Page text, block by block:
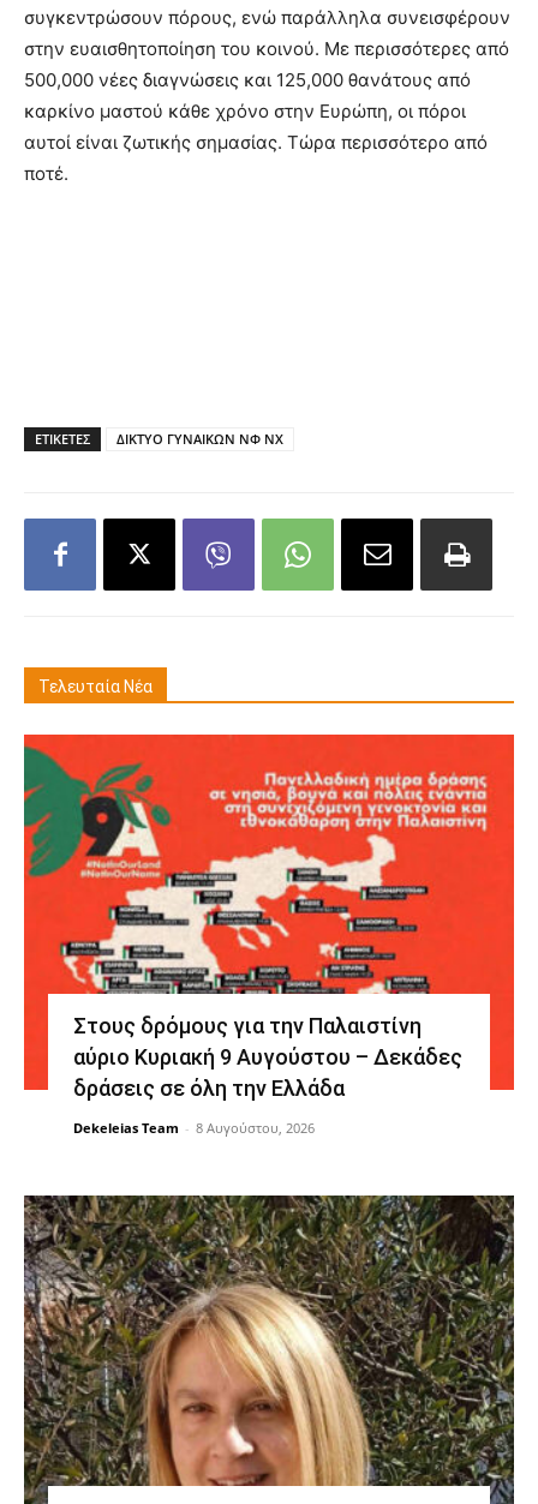
συγκεντρώσουν πόρους, ενώ παράλληλα συνεισφέρουν
στην ευαισθητοποίηση του κοινού. Με περισσότερες από
500,000 νέες διαγνώσεις και 125,000 θανάτους από
καρκίνο μαστού κάθε χρόνο στην Ευρώπη, οι πόροι
αυτοί είναι ζωτικής σημασίας. Τώρα περισσότερο από
ποτέ.
ΕΤΙΚΕΤΕΣ ΔΙΚΤΥΟ ΓΥΝΑΙΚΩΝ ΝΦ ΝΧ
Τελευταία Νέα
Στους δρόμους για την Παλαιστίνη
αύριο Κυριακή 9 Αυγούστου – Δεκάδες
δράσεις σε όλη την Ελλάδα
Dekeleias Team - 8 Αυγούστου, 2026